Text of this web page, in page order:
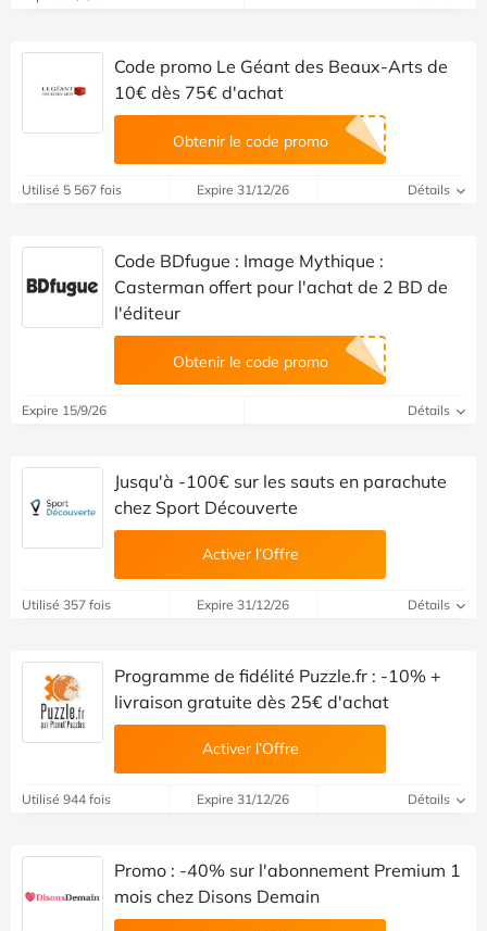
Code promo Le Géant des Beaux-Arts de
10€ dès 75€ d'achat
Obtenir le code promo
Utilisé 5 567 fois Expire 31/12/26 Détails
Code BDfugue : Image Mythique :
Casterman offert pour l'achat de 2 BD de
l'éditeur
Obtenir le code promo
Expire 15/9/26 Détails
Jusqu'à -100€ sur les sauts en parachute
chez Sport Découverte
Activer l’Offre
Utilisé 357 fois Expire 31/12/26 Détails
Programme de fidélité Puzzle.fr : -10% +
livraison gratuite dès 25€ d'achat
Activer l’Offre
Utilisé 944 fois Expire 31/12/26 Détails
Promo : -40% sur l'abonnement Premium 1
mois chez Disons Demain